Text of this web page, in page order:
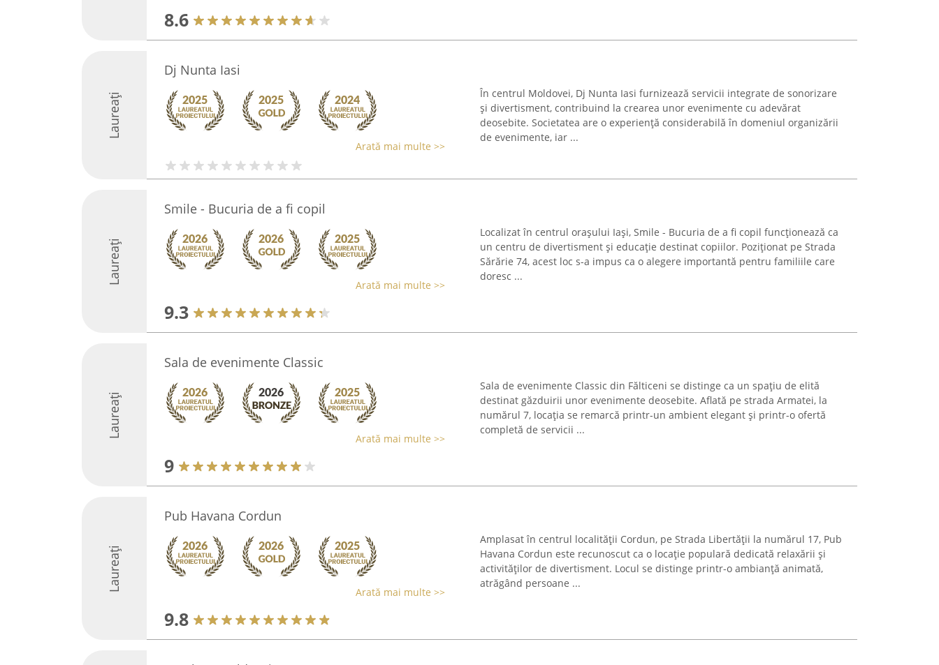
8.6
Laureați
Dj Nunta Iasi
Arată mai multe >>
În centrul Moldovei, Dj Nunta Iasi furnizează servicii integrate de sonorizare
și divertisment, contribuind la crearea unor evenimente cu adevărat
deosebite. Societatea are o experiență considerabilă în domeniul organizării
de evenimente, iar ...
Laureați
Smile - Bucuria de a fi copil
Arată mai multe >>
9.3
Localizat în centrul orașului Iași, Smile - Bucuria de a fi copil funcționează ca
un centru de divertisment și educație destinat copiilor. Poziționat pe Strada
Sărărie 74, acest loc s-a impus ca o alegere importantă pentru familiile care
doresc ...
Laureați
Sala de evenimente Classic
Arată mai multe >>
9
Sala de evenimente Classic din Fălticeni se distinge ca un spațiu de elită
destinat găzduirii unor evenimente deosebite. Aflată pe strada Armatei, la
numărul 7, locația se remarcă printr-un ambient elegant și printr-o ofertă
completă de servicii ...
Laureați
Pub Havana Cordun
Arată mai multe >>
9.8
Amplasat în centrul localității Cordun, pe Strada Libertății la numărul 17, Pub
Havana Cordun este recunoscut ca o locație populară dedicată relaxării și
activităților de divertisment. Locul se distinge printr-o ambianță animată,
atrăgând persoane ...